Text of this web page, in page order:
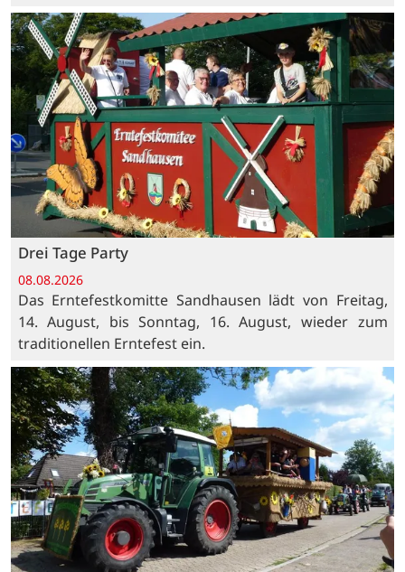
Drei Tage Party
08.08.2026
Das Erntefestkomitte Sandhausen lädt von Freitag,
14. August, bis Sonntag, 16. August, wieder zum
traditionellen Erntefest ein.